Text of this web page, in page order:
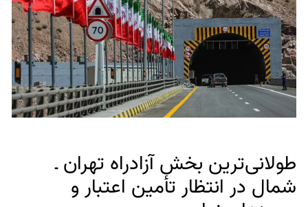
طولانی‌ترین بخش آزادراه تهران ـ
شمال در انتظار تأمین اعتبار و